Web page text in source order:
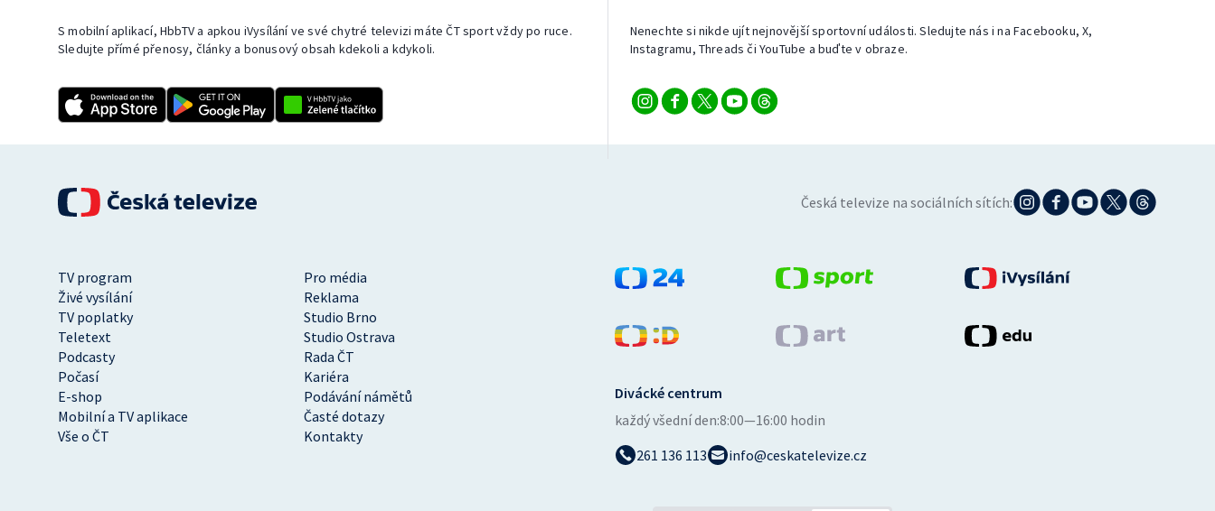
S mobilní aplikací, HbbTV a apkou iVysílání ve své chytré televizi máte ČT sport vždy po ruce.
Sledujte přímé přenosy, články a bonusový obsah kdekoli a kdykoli.
Nenechte si nikde ujít nejnovější sportovní události. Sledujte nás i na Facebooku, X,
Instagramu, Threads či YouTube a buďte v obraze.
Česká televize na sociálních sítích:
TV program
Pro média
Živé vysílání
Reklama
TV poplatky
Studio Brno
Teletext
Studio Ostrava
Podcasty
Rada ČT
Počasí
Kariéra
E-shop
Podávání námětů
Mobilní a TV aplikace
Časté dotazy
Vše o ČT
Kontakty
Divácké centrum
každý všední den:8:00—16:00 hodin
261 136 113
info@ceskatelevize.cz